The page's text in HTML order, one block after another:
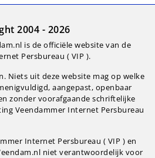
2004 - 2026
is de officiële website van de
Persbureau ( VIP ).
Niets uit deze website mag op welke
aangepast, openbaar
zonder voorafgaande schriftelijke
Veendammer Internet Persbureau
Internet Persbureau ( VIP ) en
niet verantwoordelijk voor